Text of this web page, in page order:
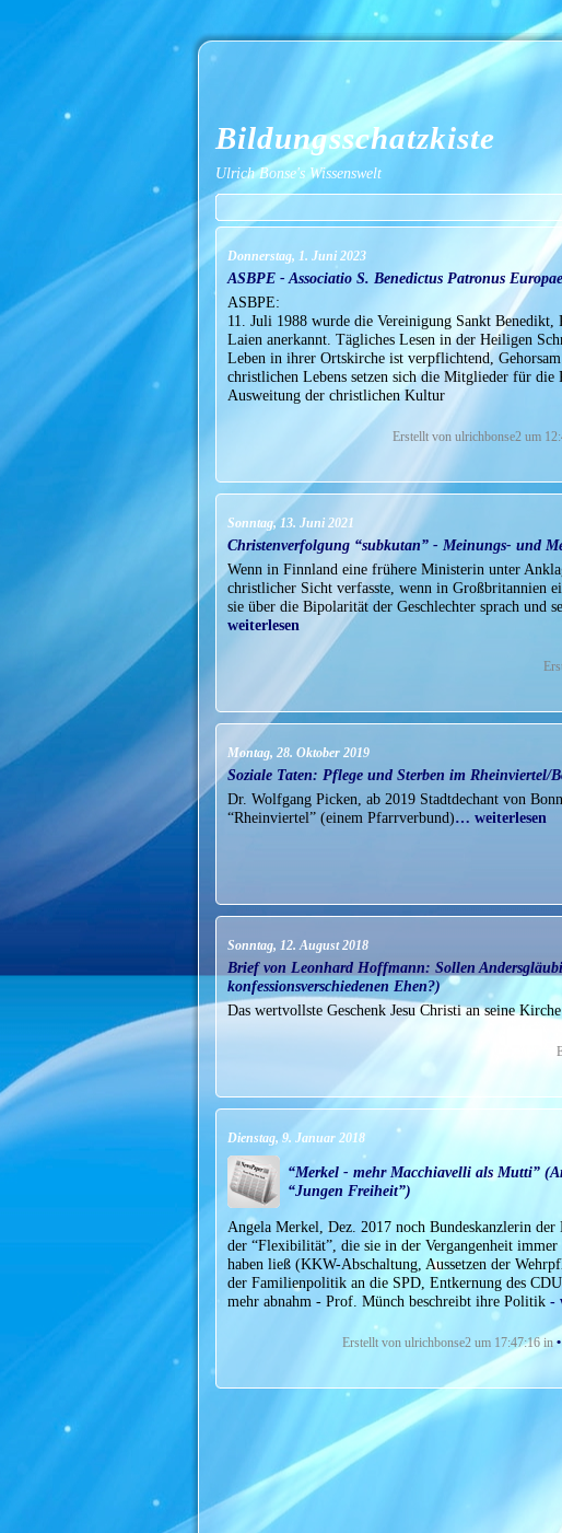
Bildungsschatzkiste
Ulrich Bonse's Wissenswelt
Donnerstag, 1. Juni 2023
ASBPE - Associatio S. Benedictus Patronus Europae
ASBPE:
11. Juli 1988 wurde die Vereinigung Sankt
Laien anerkannt. Tägliches Lesen in der Heiligen
Leben in ihrer Ortskirche ist verpflichtend,
christlichen Lebens setzen sich die Mitglieder für
Ausweitung der christlichen Kultur
Erstellt von ulrichbonse2 um
Sonntag, 13. Juni 2021
Christenverfolgung “subkutan” - Meinungs- und
Wenn in Finnland eine frühere Ministerin unter
christlicher Sicht verfasste, wenn in Großbritannien
sie über die Bipolarität der Geschlechter sprach und
weiterlesen
Montag, 28. Oktober 2019
Soziale Taten: Pflege und Sterben im Rheinviertel/
Dr. Wolfgang Picken, ab 2019 Stadtdechant von
“Rheinviertel” (einem Pfarrverbund)… weiterlesen
Sonntag, 12. August 2018
Brief von Leonhard Hoffmann: Sollen
konfessionsverschiedenen Ehen?)
Das wertvollste Geschenk Jesu Christi an seine
Dienstag, 9. Januar 2018
“Merkel - mehr Macchiavelli als Mutti”
“Jungen Freiheit”)
Angela Merkel, Dez. 2017 noch Bundeskanzlerin
der “Flexibilität”, die sie in der Vergangenheit
haben ließ (KKW-Abschaltung, Aussetzen der
der Familienpolitik an die SPD, Entkernung des
mehr abnahm - Prof. Münch beschreibt ihre Politik -
Erstellt von ulrichbonse2 um 17:47:16 in